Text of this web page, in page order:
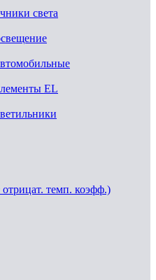
света
EL
темп. коэфф.)